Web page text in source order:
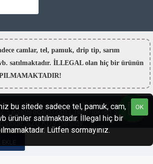
camlar, tel, pamuk, drip tip, sarım
satılmaktadır. İLLEGAL olan hiç bir ürünün
esigaracam.com | Tüm hakları saklıdır.
%20 KDV dahildir.
OK
bu sitede sadece tel, pamuk, cam,
ürünler satılmaktadır. İllegal hiç bir
Lütfen sormayınız.